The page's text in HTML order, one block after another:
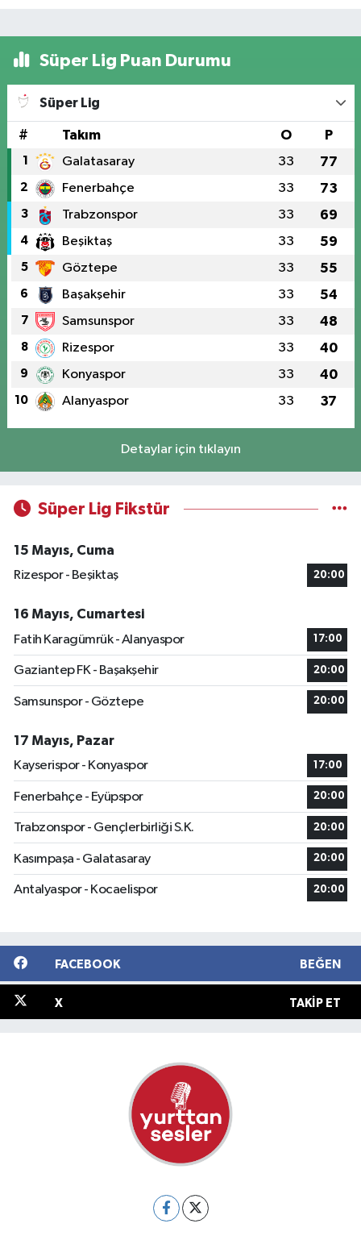
Süper Lig Puan Durumu
Süper Lig
# Takım O P
1 Galatasaray 33 77
2 Fenerbahçe 33 73
3 Trabzonspor 33 69
4 Beşiktaş 33 59
5 Göztepe 33 55
6 Başakşehir 33 54
7 Samsunspor 33 48
8 Rizespor 33 40
9 Konyaspor 33 40
10 Alanyaspor 33 37
Detaylar için tıklayın
Süper Lig Fikstür
15 Mayıs, Cuma
Rizespor - Beşiktaş
20:00
16 Mayıs, Cumartesi
Fatih Karagümrük - Alanyaspor
17:00
Gaziantep FK - Başakşehir 20:00
Samsunspor - Göztepe 20:00
17 Mayıs, Pazar
Kayserispor - Konyaspor
17:00
Fenerbahçe - Eyüpspor 20:00
Trabzonspor - Gençlerbirliği S.K. 20:00
Kasımpaşa - Galatasaray 20:00
Antalyaspor - Kocaelispor 20:00
FACEBOOK BEĞEN
X TAKIP ET